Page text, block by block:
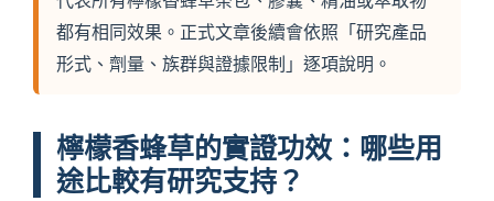
都有相同效果。正式文章後續會依照「研究產品
形式、劑量、族群與證據限制」逐項說明。
檸檬香蜂草的實證功效：哪些用
途比較有研究支持？